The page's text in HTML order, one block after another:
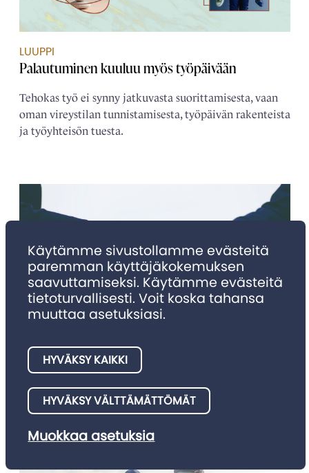
LUUPPI
Palautuminen kuuluu myös työpäivään
Tehokas työ ei synny jatkuvasta suorittamisesta, vaan
oman vireystilan tunnistamisesta, työpäivän rakenteista
ja työyhteisön tuesta.
Nimitykset 4/2025
Julkaisemme tällä palstalla asianajotoimistojen meille
ilmoittamia nimitysuutisia.
Käytämme sivustollamme evästeitä
paremman käyttäjäkokemuksen
saavuttamiseksi. Käytämme evästeitä
tietoturvallisesti. Voit koska tahansa
muuttaa asetuksiasi.
HYVÄKSY VÄLTTÄMÄTTÖMÄT
HYVÄKSY KAIKKI
Muokkaa asetuksia